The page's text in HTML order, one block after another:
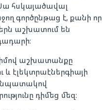
հսկայածավալ
գործընթաց է, քանի որ
աշխատում են
աշխատանքը
էլեկտրաէներգիայի
նպատակով
դիմեց մեզ։